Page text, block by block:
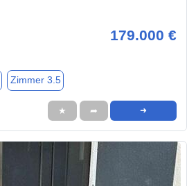
179.000 €
Zimmer 3.5
★ ➦ ➜